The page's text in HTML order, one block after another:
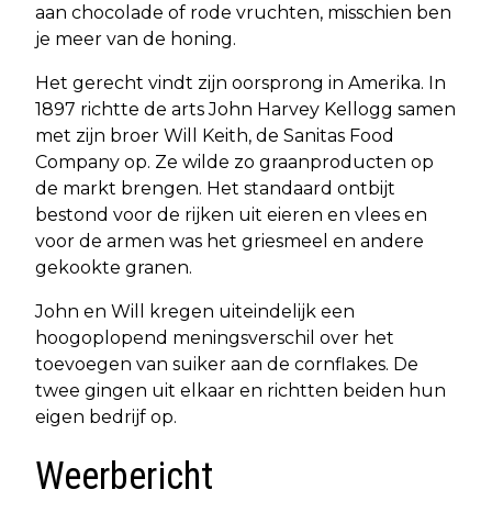
aan chocolade of rode vruchten, misschien ben
je meer van de honing.
Het gerecht vindt zijn oorsprong in Amerika. In
1897 richtte de arts John Harvey Kellogg samen
met zijn broer Will Keith, de Sanitas Food
Company op. Ze wilde zo graanproducten op
de markt brengen. Het standaard ontbijt
bestond voor de rijken uit eieren en vlees en
voor de armen was het griesmeel en andere
gekookte granen.
John en Will kregen uiteindelijk een
hoogoplopend meningsverschil over het
toevoegen van suiker aan de cornflakes. De
twee gingen uit elkaar en richtten beiden hun
eigen bedrijf op.
Weerbericht